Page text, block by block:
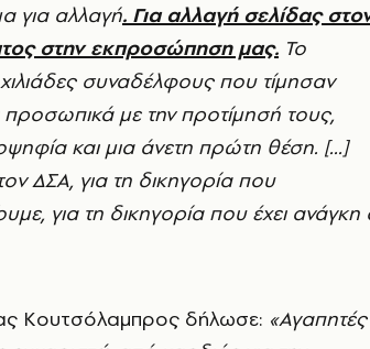
για αλλαγή. Για αλλαγή σελίδας
στην εκπροσώπηση μας. Το
χιλιάδες συναδέλφους που τίμησαν
με την προτίμησή τους,
και μια άνετη πρώτη θέση. [...]
ΔΣΑ, για τη δικηγορία που
για τη δικηγορία που έχει ανάγκη
Κουτσόλαμπρος δήλωσε: «Αγαπητές